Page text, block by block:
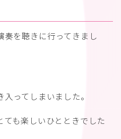
を聴きに行ってきまし
ってしまいました。
も楽しいひとときでした